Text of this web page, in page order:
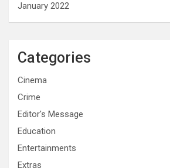
January 2022
Categories
Cinema
Crime
Editor's Message
Education
Entertainments
Extras